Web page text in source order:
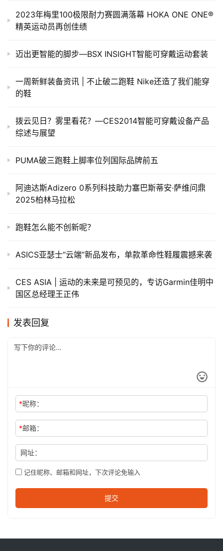
2023年梅里100极限耐力赛圆满落幕 HOKA ONE ONE®
精英运动员再创佳绩
迈出更智能的脚步—BSX INSIGHT智能可穿戴运动套装
一周新鲜装备资讯 | 不止破二跑鞋 Nike还造了我们能穿
的鞋
拨云见日？雾里看花？—CES2014智能可穿戴设备产品
综述与展望
PUMA破三跑鞋上脚率位列国际品牌前五
阿迪达斯Adizero 0系列科技助力塞巴斯蒂安·萨维问鼎
2025柏林马拉松
跑鞋怎么能不创新呢？
ASICS亚瑟士“云端”新品发布，单款革命性鞋履震撼来袭
CES ASIA | 运动的未来是可预见的，专访Garmin佳明中
国区总经理王正伟
发表回复
*昵称：
*邮箱：
网址：
记住昵称、邮箱和网址，下次评论免输入
提交